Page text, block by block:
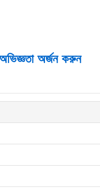
অভিজ্ঞতা অর্জন করুন